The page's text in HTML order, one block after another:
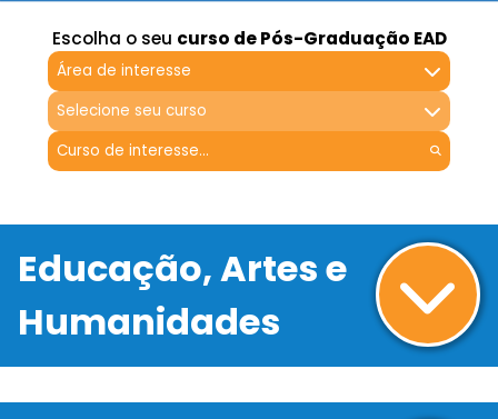
Escolha o seu curso de Pós-Graduação EAD
Área de interesse
Selecione seu curso
Educação, Artes e
Humanidades